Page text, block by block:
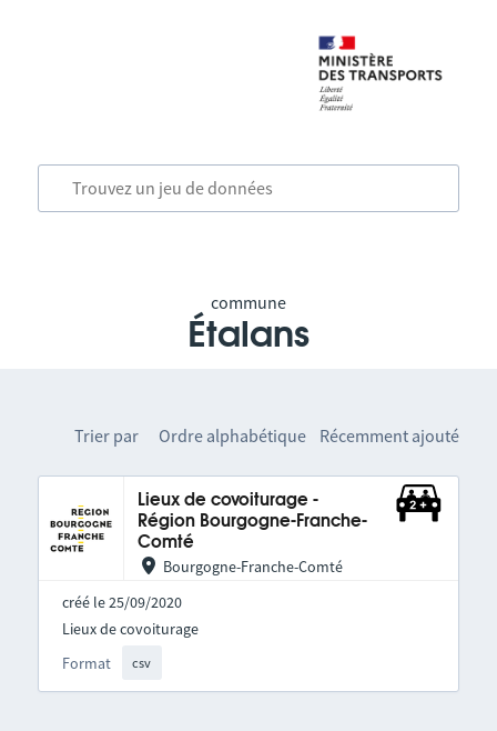
commune
Étalans
Trier par Ordre alphabétique Récemment ajouté
Lieux de covoiturage -
Région Bourgogne-Franche-
Comté
Bourgogne-Franche-Comté
créé le 25/09/2020
Format csv
Lieux de covoiturage